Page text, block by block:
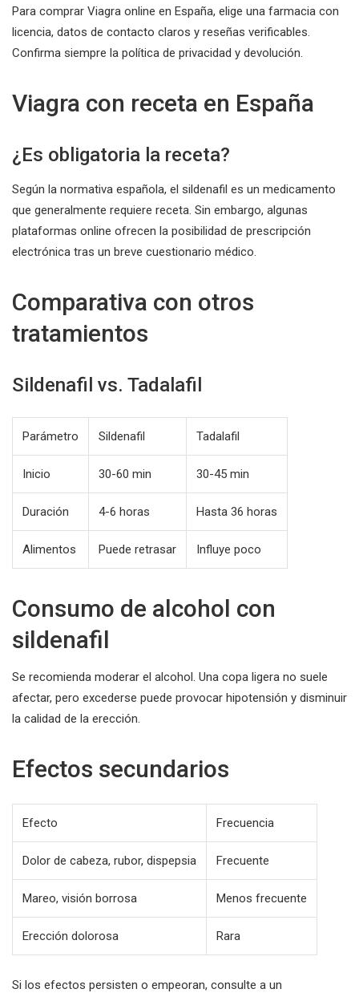
Para comprar Viagra online en España, elige una farmacia con
licencia, datos de contacto claros y reseñas verificables.
Confirma siempre la política de privacidad y devolución.
Viagra con receta en España
¿Es obligatoria la receta?
Según la normativa española, el sildenafil es un medicamento
que generalmente requiere receta. Sin embargo, algunas
plataformas online ofrecen la posibilidad de prescripción
electrónica tras un breve cuestionario médico.
Comparativa con otros
tratamientos
Sildenafil vs. Tadalafil
Parámetro Sildenafil Tadalafil
Inicio 30-60 min 30-45 min
Duración 4-6 horas Hasta 36 horas
Alimentos Puede retrasar Influye poco
Consumo de alcohol con
sildenafil
Se recomienda moderar el alcohol. Una copa ligera no suele
afectar, pero excederse puede provocar hipotensión y disminuir
la calidad de la erección.
Efectos secundarios
Efecto Frecuencia
Dolor de cabeza, rubor, dispepsia Frecuente
Mareo, visión borrosa Menos frecuente
Erección dolorosa Rara
Si los efectos persisten o empeoran, consulte a un